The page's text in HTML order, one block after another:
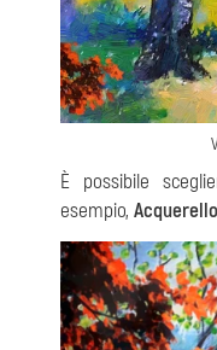
È possibile
esempio, Acquerello